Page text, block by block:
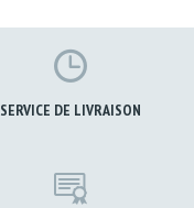
SERVICE DE LIVRAISON